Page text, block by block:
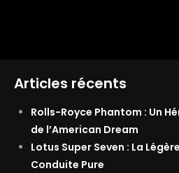
Articles récents
Rolls-Royce Phantom : Un
de l’American Dream
Lotus Super Seven : La
Conduite Pure